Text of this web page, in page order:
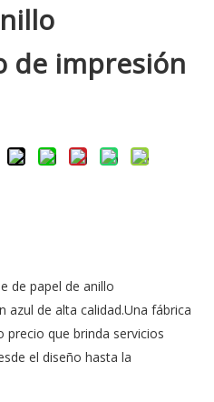
de impresión
de papel de anillo
azul de alta calidad.Una fábrica
precio que brinda servicios
el diseño hasta la